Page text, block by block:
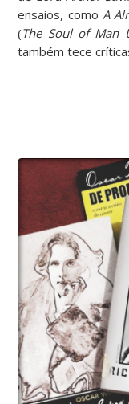
ensaios, como A
(The Soul of Man
também tece